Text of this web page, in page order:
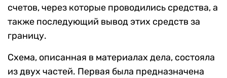
счетов, через которые проводились средства, а
также последующий вывод этих средств за
границу.
Схема, описанная в материалах дела, состояла
из двух частей. Первая была предназначена